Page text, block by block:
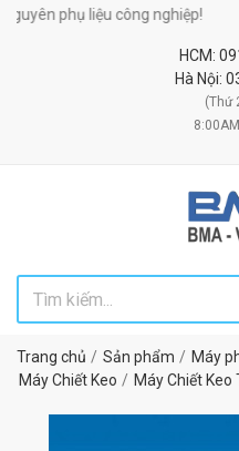
phụ liệu công nghiệp!
HCM:
Hà Nội:
(Thứ
Trang chủ Sản phẩm
Máy
Máy Chiết Keo
Máy Chiết Keo